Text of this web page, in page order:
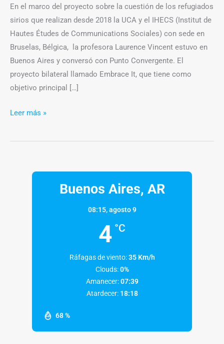
En el marco del proyecto sobre la cuestión de los refugiados
sirios que realizan desde 2018 la UCA y el IHECS (Institut de
Hautes Études de Communications Sociales) con sede en
Bruselas, Bélgica, la profesora Laurence Vincent estuvo en
Buenos Aires y conversó con Punto Convergente. El
proyecto bilateral llamado Embrace It, que tiene como
objetivo principal […]
Leer más »
Buenos Aires, AR
08:15,agosto 9
4 °C
68 %
Ráfagas de viento: 35 Km/h
Clouds: 0%
Amanecer: 07:39
Atardecer: 18:18